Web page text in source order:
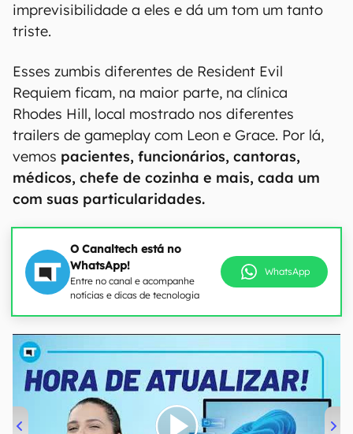
imprevisibilidade a eles e dá um tom um tanto
triste.
Esses zumbis diferentes de Resident Evil
Requiem ficam, na maior parte, na clínica
Rhodes Hill, local mostrado nos diferentes
trailers de gameplay com Leon e Grace. Por lá,
vemos pacientes, funcionários, cantoras,
médicos, chefe de cozinha e mais, cada um
com suas particularidades.
O Canaltech está no
WhatsApp!
Entre no canal e acompanhe
notícias e dicas de tecnologia
WhatsApp